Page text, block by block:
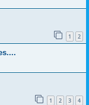
1 2
1 2 3 4